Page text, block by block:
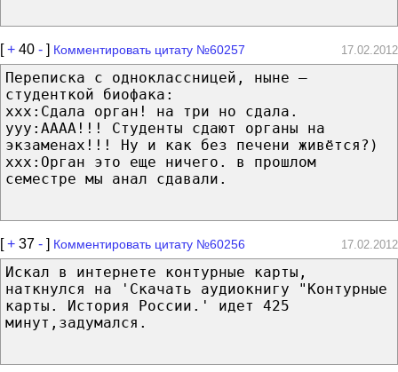
[+ 40 - ] Комментировать цитату №60257 17.02.2012
Переписка с одноклассницей, ныне —
студенткой биофака:
xxx:Сдала орган! на три но сдала.
yyy:АААА!!! Студенты сдают органы на
экзаменах!!! Ну и как без печени живётся?)
xxx:Орган это еще ничего. в прошлом
семестре мы анал сдавали.
[+ 37 - ] Комментировать цитату №60256 17.02.2012
Искал в интернете контурные карты,
наткнулся на 'Скачать аудиокнигу "Контурные
карты. История России.' идет 425
минут,задумался.